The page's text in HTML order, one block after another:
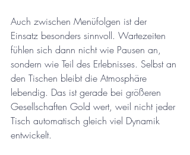
Auch zwischen Menüfolgen ist der
Einsatz besonders sinnvoll. Wartezeiten
fühlen sich dann nicht wie Pausen an,
sondern wie Teil des Erlebnisses. Selbst an
den Tischen bleibt die Atmosphäre
lebendig. Das ist gerade bei größeren
Gesellschaften Gold wert, weil nicht jeder
Tisch automatisch gleich viel Dynamik
entwickelt.